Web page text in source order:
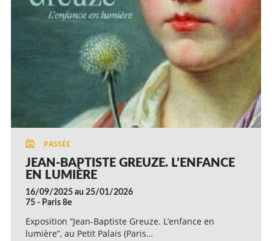
JEAN-BAPTISTE GREUZE. L’ENFANCE
EN LUMIÈRE
16/09/2025 au 25/01/2026
75 - Paris 8e
Exposition “Jean-Baptiste Greuze. L’enfance en
lumière”, au Petit Palais (Paris…